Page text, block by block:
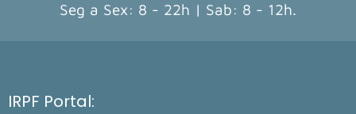
Seg a Sex: 8 - 22h | Sab: 8 - 12h.
IRPF Portal: